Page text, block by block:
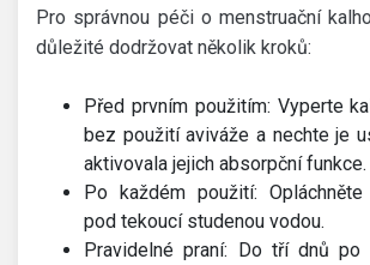
Pro správnou péči o menstruační
důležité dodržovat několik kroků:
Před prvním použitím: Vyperte
bez použití aviváže a nechte je
aktivovala jejich absorpční funkce.
Po každém použití:
pod tekoucí studenou vodou.
Pravidelné praní: Do tří dnů po